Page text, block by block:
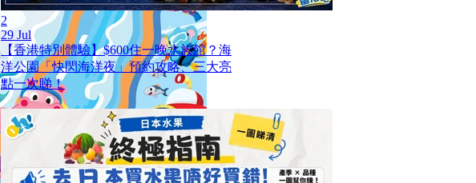
2
29 Jul
【香港特別體驗】$600住一晚水族館？海
洋公園「快閃海洋夜」預約攻略、三大亮
點一次睇！